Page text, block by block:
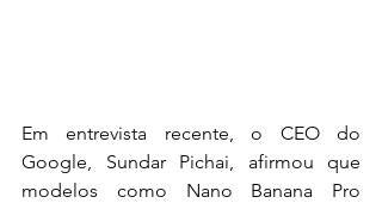
Em entrevista recente, o CEO do
Google, Sundar Pichai, afirmou que
modelos como Nano Banana Pro